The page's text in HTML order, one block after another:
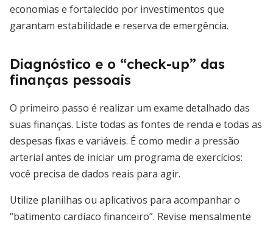
economias e fortalecido por investimentos que
garantam estabilidade e reserva de emergência.
Diagnóstico e o “check-up” das
finanças pessoais
O primeiro passo é realizar um exame detalhado das
suas finanças. Liste todas as fontes de renda e todas as
despesas fixas e variáveis. É como medir a pressão
arterial antes de iniciar um programa de exercícios:
você precisa de dados reais para agir.
Utilize planilhas ou aplicativos para acompanhar o
“batimento cardíaco financeiro”. Revise mensalmente